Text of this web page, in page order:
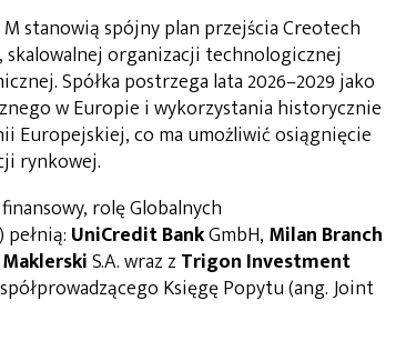
stanowią spójny plan przejścia Creotech
organizacji technologicznej
Spółka postrzega lata 2026–2029 jako
w Europie i wykorzystania historycznie
Europejskiej, co ma umożliwić osiągnięcie
rynkowej.
rolę Globalnych
UniCredit BankGmbH, Milan Branch
S.A. wraz z Trigon Investment
Księgę Popytu (ang. Joint